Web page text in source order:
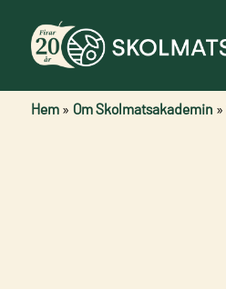
Hem» Om Skolmatsakademin »